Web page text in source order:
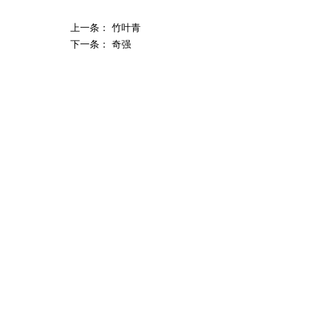
上一条： 竹叶青
下一条： 奇强